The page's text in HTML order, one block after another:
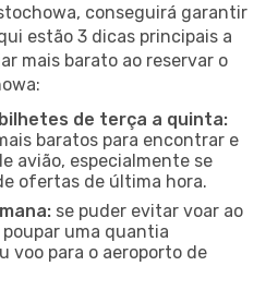
conseguirá garantir
estão 3 dicas principais a
mais barato ao reservar o
de terça a quinta:
baratos para encontrar e
avião, especialmente se
ofertas de última hora.
se puder evitar voar ao
uma quantia
voo para o aeroporto de